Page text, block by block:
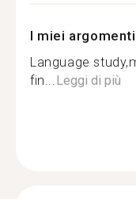
I miei
Language
fin...Leggi di più